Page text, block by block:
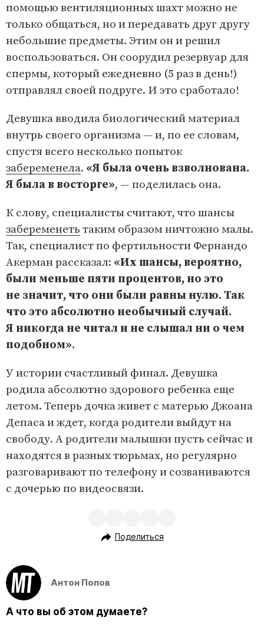
помощью вентиляционных шахт можно не
только общаться, но и передавать друг другу
небольшие предметы. Этим он и решил
воспользоваться. Он соорудил резервуар для
спермы, который ежедневно (5 раз в день!)
отправлял своей подруге. И это сработало!
Девушка вводила биологический материал
внутрь своего организма — и, по ее словам,
спустя всего несколько попыток
забеременела. «Я была очень взволнована.
Я была в восторге», — поделилась она.
К слову, специалисты считают, что шансы
забеременеть таким образом ничтожно малы.
Так, специалист по фертильности Фернандо
Акерман рассказал: «Их шансы, вероятно,
были меньше пяти процентов, но это
не значит, что они были равны нулю. Так
что это абсолютно необычный случай.
Я никогда не читал и не слышал ни о чем
подобном».
У истории счастливый финал. Девушка
родила абсолютно здорового ребенка еще
летом. Теперь дочка живет с матерью Джоана
Депаса и ждет, когда родители выйдут на
свободу. А родители малышки пусть сейчас и
находятся в разных тюрьмах, но регулярно
разговаривают по телефону и созваниваются
с дочерью по видеосвязи.
Поделиться
Антон Попов
А что вы об этом думаете?